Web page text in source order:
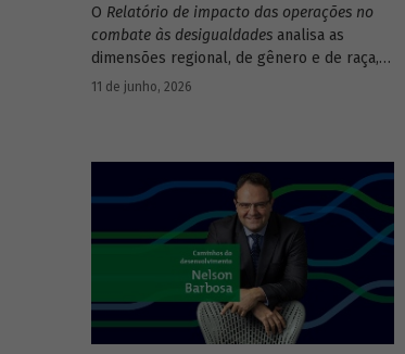
O Relatório de impacto das operações no
combate às desigualdades analisa as
dimensões regional, de gênero e de raça,
que contribuem para a elevada
11 de junho, 2026